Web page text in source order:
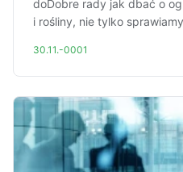
doDobre rady jak dbać o
i rośliny, nie tylko
30.11.-0001